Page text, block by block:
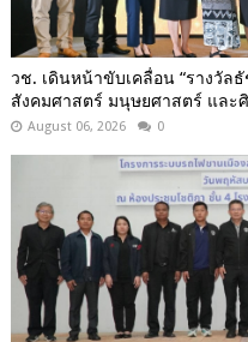
วช. เดินหน้าขับเคลื่อน “รางวัล
สังคมศาสตร์ มนุษยศาสตร์ และ
August 06, 2026 0